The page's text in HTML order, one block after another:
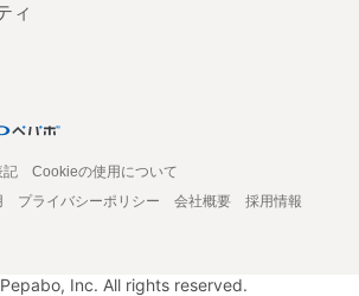
ィ
記
Cookieの使用について
プライバシーポリシー 会社概要
採用情報
Inc. All rights reserved.